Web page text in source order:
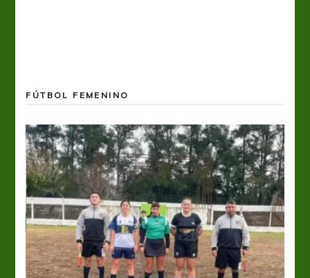
FÚTBOL FEMENINO